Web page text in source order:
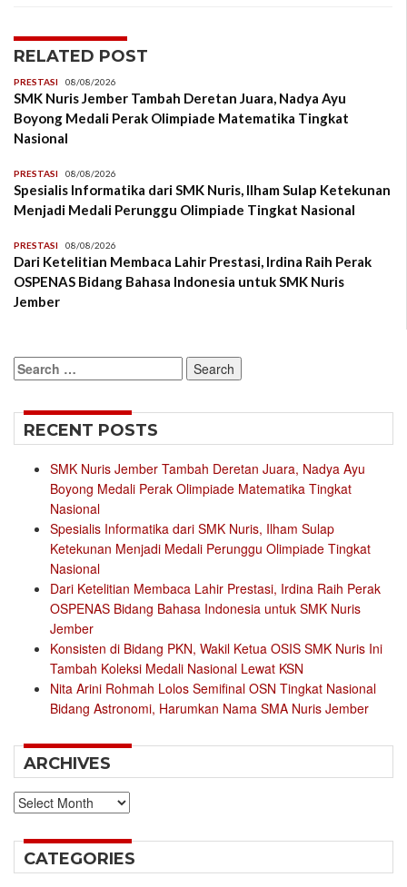
RELATED POST
PRESTASI 08/08/2026
SMK Nuris Jember Tambah Deretan Juara, Nadya Ayu
Boyong Medali Perak Olimpiade Matematika Tingkat
Nasional
PRESTASI 08/08/2026
Spesialis Informatika dari SMK Nuris, Ilham Sulap Ketekunan
Menjadi Medali Perunggu Olimpiade Tingkat Nasional
PRESTASI 08/08/2026
Dari Ketelitian Membaca Lahir Prestasi, Irdina Raih Perak
OSPENAS Bidang Bahasa Indonesia untuk SMK Nuris
Jember
Search
for:
RECENT POSTS
SMK Nuris Jember Tambah Deretan Juara, Nadya Ayu
Boyong Medali Perak Olimpiade Matematika Tingkat
Nasional
Spesialis Informatika dari SMK Nuris, Ilham Sulap
Ketekunan Menjadi Medali Perunggu Olimpiade Tingkat
Nasional
Dari Ketelitian Membaca Lahir Prestasi, Irdina Raih Perak
OSPENAS Bidang Bahasa Indonesia untuk SMK Nuris
Jember
Konsisten di Bidang PKN, Wakil Ketua OSIS SMK Nuris Ini
Tambah Koleksi Medali Nasional Lewat KSN
Nita Arini Rohmah Lolos Semifinal OSN Tingkat Nasional
Bidang Astronomi, Harumkan Nama SMA Nuris Jember
ARCHIVES
Archives
CATEGORIES